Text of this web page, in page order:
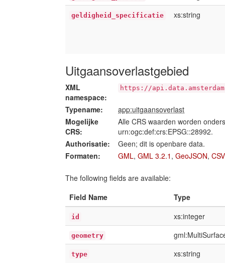
geldigheid_specificatie xs:string
Uitgaansoverlastgebied
XML
namespace:
https://
Typename:
app:uitgaansoverlast
Mogelijke
CRS:
Alle CRS waarden worden
urn:ogc:def:crs:EPSG::28992.
Authorisatie:
Geen; dit is openbare data.
Formaten:
GML, GML 3.2.1 , GeoJSON, CSV
The following fields are available:
Field Name
Type
id xs:integer
geometry
type xs:string